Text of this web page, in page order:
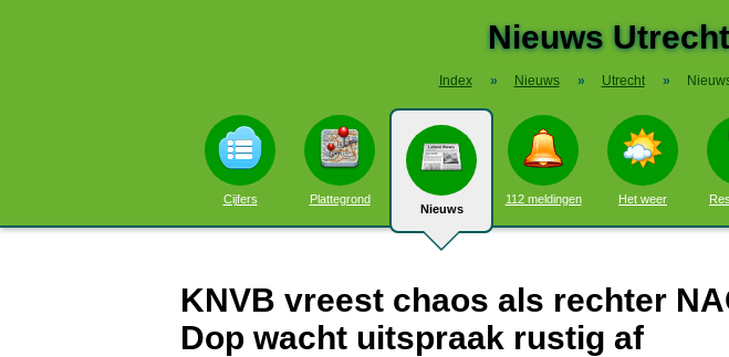
Nieuws Utrecht
Index » Nieuws » Utrecht »
Cijfers Plattegrond
Nieuws
112 meldingen Het weer
KNVB vreest chaos als rechter
Dop wacht uitspraak rustig af